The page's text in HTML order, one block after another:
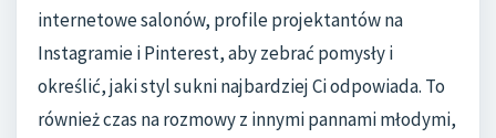
internetowe salonów, profile projektantów na
Instagramie i Pinterest, aby zebrać pomysły i
określić, jaki styl sukni najbardziej Ci odpowiada. To
również czas na rozmowy z innymi pannami młodymi,